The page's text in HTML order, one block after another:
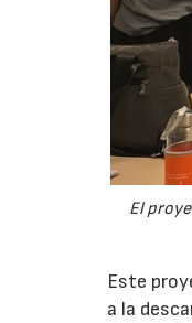
El
Este
a la